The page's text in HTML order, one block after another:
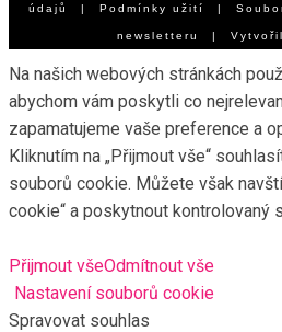
údajů | Podmínky užití |
newsletteru | Vytvořil
Na našich webových stránkách
abychom vám poskytli co
zapamatujeme vaše preference a
Kliknutím na „Přijmout vše“
souborů cookie. Můžete však
cookie“ a poskytnout kontrolovaný
Přijmout všeOdmítnout vše
Nastavení souborů cookie
Spravovat souhlas